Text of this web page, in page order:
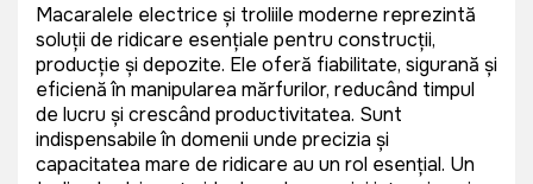
Macaralele electrice și troliile moderne reprezintă
soluții de ridicare esențiale pentru construcții,
producție și depozite. Ele oferă fiabilitate, siguranță și
eficiență în manipularea mărfurilor, reducând timpul
de lucru și crescând productivitatea. Sunt
indispensabile în domenii unde precizia și
capacitatea mare de ridicare au un rol esențial. Un